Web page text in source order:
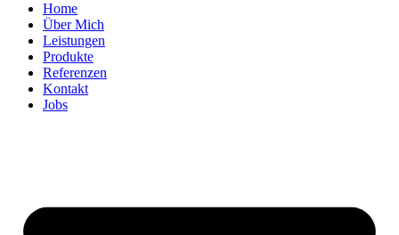
Home
Über Mich
Leistungen
Produkte
Referenzen
Kontakt
Jobs